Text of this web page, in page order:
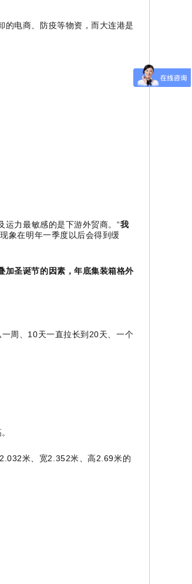
的电商、防疫等物资，而大连港是
运力最敏感的是下游外贸商。“我
象在明年一季度以后会得到缓
加圣诞节的因素，年底集装箱格外
周、10天一直拉长到20天、一个
米、宽2.352米、高2.69米的